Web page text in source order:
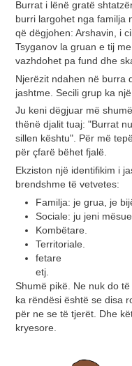
Burrat i lënë gratë
burri largohet nga familja
që dëgjohen: Arshavin, i
Tsyganov la gruan e tij
vazhdohet pa fund dhe
Njerëzit ndahen në burra
jashtme. Secili grup ka
Ju keni dëgjuar më
thënë djalit tuaj: "Burrat
sillen kështu". Për më
për çfarë bëhet fjalë.
Ekziston një identifikim i
brendshme të vetvetes:
Familja: je grua, je
Sociale: ju jeni
Kombëtare.
Territoriale.
fetare
etj.
Shumë pikë. Ne nuk do
ka rëndësi është se disa
për ne se të tjerët. Dhe
kryesore.